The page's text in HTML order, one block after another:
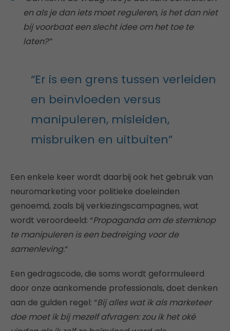
en als je dan iets moet reguleren, is het dan niet
bij voorbaat een slecht idee om het toe te
laten?“
“Er is een grens tussen verleiden
en beïnvloeden versus
manipuleren, misleiden,
misbruiken en uitbuiten”
Een enkele keer wordt daarbij ook het gebruik van
neuromarketing voor politieke doeleinden
genoemd, zoals bij verkiezingscampagnes, wat
wordt veroordeeld: “Propaganda om de stemknop
te manipuleren is een bedreiging voor de
samenleving.“
Een gedragscode, die soms wordt geformuleerd
door onze aankomende professionals, doet denken
aan de gulden regel: “Bij alles wat ik als marketeer
doe moet ik bij mezelf afvragen: zou ik het oké